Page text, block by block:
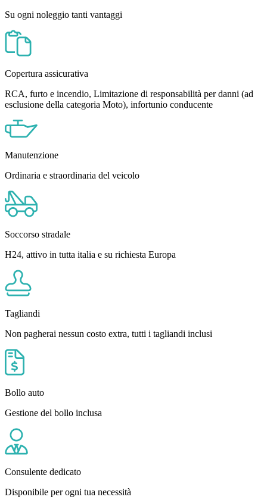
Su ogni noleggio tanti vantaggi
Copertura assicurativa
RCA, furto e incendio, Limitazione di responsabilità per danni (ad
esclusione della categoria Moto), infortunio conducente
Manutenzione
Ordinaria e straordinaria del veicolo
Soccorso stradale
H24, attivo in tutta italia e su richiesta Europa
Tagliandi
Non pagherai nessun costo extra, tutti i tagliandi inclusi
Bollo auto
Gestione del bollo inclusa
Consulente dedicato
Disponibile per ogni tua necessità